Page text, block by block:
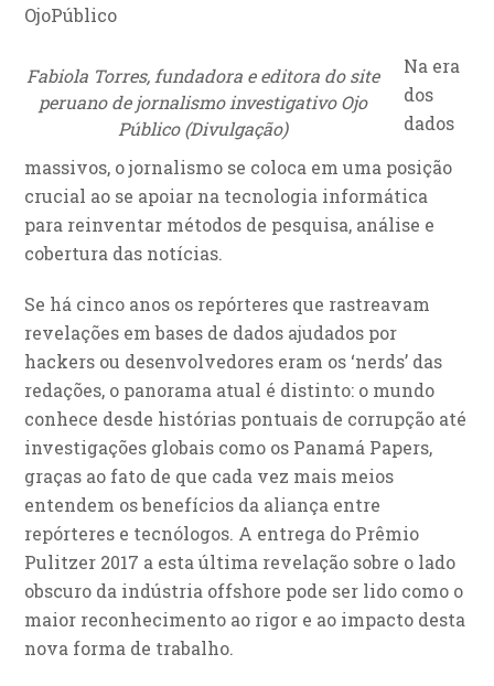
OjoPúblico
Fabiola Torres, fundadora e editora do site
peruano de jornalismo investigativo Ojo
Público (Divulgação)
Na era
dos
dados
massivos, o jornalismo se coloca em uma posição
crucial ao se apoiar na tecnologia informática
para reinventar métodos de pesquisa, análise e
cobertura das notícias.
Se há cinco anos os repórteres que rastreavam
revelações em bases de dados ajudados por
hackers ou desenvolvedores eram os ‘nerds’ das
redações, o panorama atual é distinto: o mundo
conhece desde histórias pontuais de corrupção até
investigações globais como os Panamá Papers,
graças ao fato de que cada vez mais meios
entendem os benefícios da aliança entre
repórteres e tecnólogos. A entrega do Prêmio
Pulitzer 2017 a esta última revelação sobre o lado
obscuro da indústria offshore pode ser lido como o
maior reconhecimento ao rigor e ao impacto desta
nova forma de trabalho.